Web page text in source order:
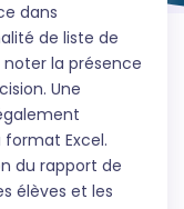
dans
de liste de
la présence
Une
Excel.
du rapport de
élèves et les